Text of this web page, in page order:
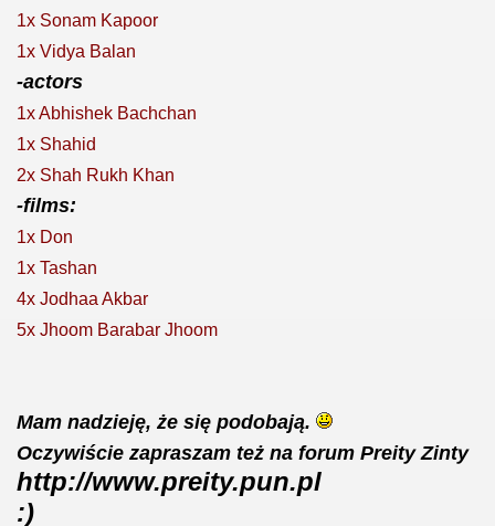
1x Sonam Kapoor
1x Vidya Balan
-actors
1x Abhishek Bachchan
1x Shahid
2x Shah Rukh Khan
-films:
1x Don
1x Tashan
4x Jodhaa Akbar
5x Jhoom Barabar Jhoom
Mam nadzieję, że się podobają.
Oczywiście zapraszam też na forum Preity Zinty
http://www.preity.pun.pl
:)